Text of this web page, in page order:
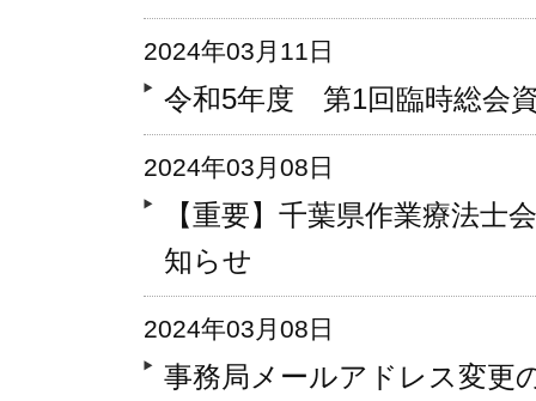
2024年03月11日
令和5年度 第1回臨時総会
2024年03月08日
【重要】千葉県作業療法士
知らせ
2024年03月08日
事務局メールアドレス変更